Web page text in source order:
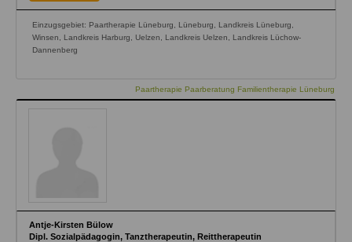
Einzugsgebiet: Paartherapie Lüneburg, Lüneburg, Landkreis Lüneburg,
Winsen, Landkreis Harburg, Uelzen, Landkreis Uelzen, Landkreis Lüchow-
Dannenberg
Paartherapie Paarberatung Familientherapie Lüneburg
Antje-Kirsten Bülow
Dipl. Sozialpädagogin, Tanztherapeutin, Reittherapeutin